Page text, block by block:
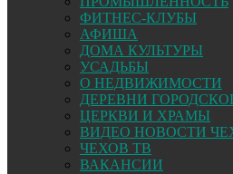
ФИТНЕС-КЛУБЫ
АФИША
ДОМА КУЛЬТУРЫ
УСАДЬБЫ
О НЕДВИЖИМОСТИ
ДЕРЕВНИ
ЦЕРКВИ И ХРАМЫ
ВИДЕО НОВОСТИ
ЧЕХОВ ТВ
ВАКАНСИИ